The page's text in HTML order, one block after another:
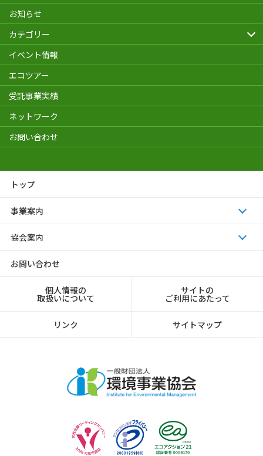
お知らせ
カテゴリー
イベント情報
エコツアー
受託事業実績
ネットワーク
お問い合わせ
トップ
事業案内
協会案内
お問い合わせ
個人情報の
取扱いについて
サイトの
ご利用にあたって
リンク サイトマップ